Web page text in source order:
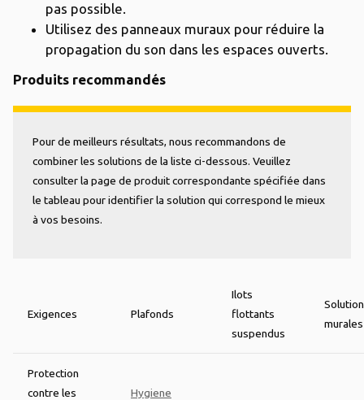
pas possible.
Utilisez des panneaux muraux pour réduire la
propagation du son dans les espaces ouverts.
Produits recommandés
Pour de meilleurs résultats, nous recommandons de
combiner les solutions de la liste ci-dessous. Veuillez
consulter la page de produit correspondante spécifiée dans
le tableau pour identifier la solution qui correspond le mieux
à vos besoins.
Exigences Plafonds
Ilots
flottants
suspendus
murales
Protection
contre les
Hygiene